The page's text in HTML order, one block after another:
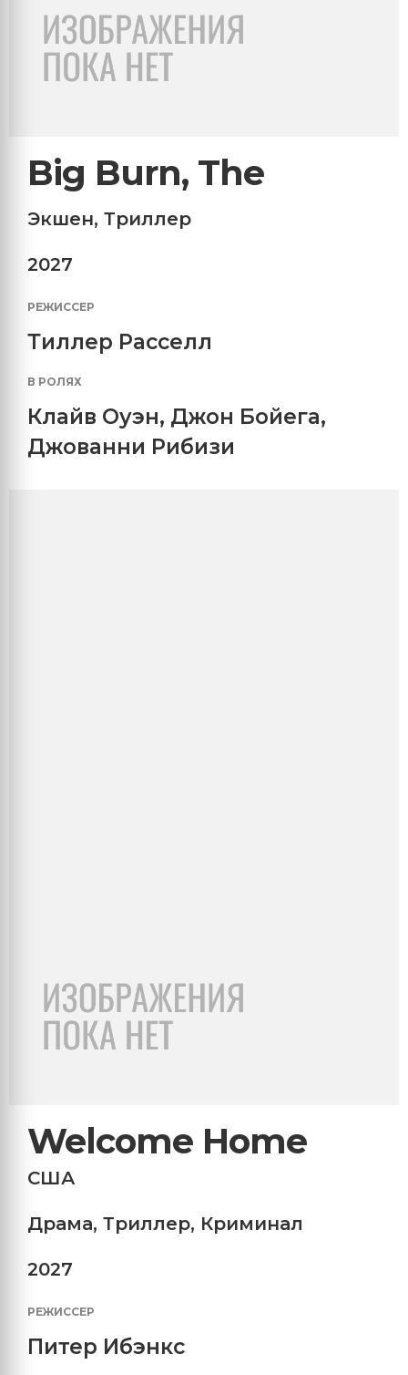
Big Burn, The
Экшен, Триллер
2027
РЕЖИССЕР
Тиллер Расселл
В РОЛЯХ
Клайв Оуэн, Джон Бойега,
Джованни Рибизи
Welcome Home
США
Драма, Триллер, Криминал
2027
РЕЖИССЕР
Питер Ибэнкс